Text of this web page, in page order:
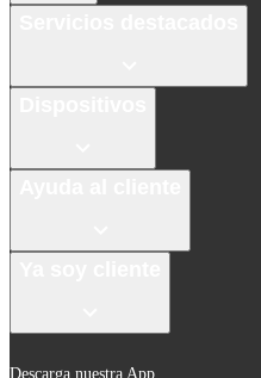
Descarga nuestra App